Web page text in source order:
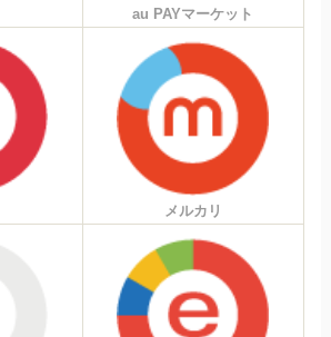
au PAYマーケット
メルカリ